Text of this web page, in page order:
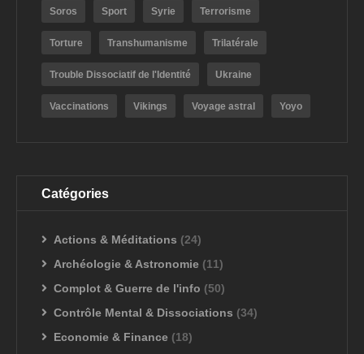
Soros Sport Syrie Terrorisme
Torture Transhumanisme Trilatérale
Trouble Dissociatif de l'Identité Ukraine
Vaccinations Vikings Voyage astral Yoyo
Catégories
Actions & Méditations (24)
Archéologie & Astronomie (11)
Complot & Guerre de l'info (50)
Contrôle Mental & Dissociations (34)
Economie & Finance (18)